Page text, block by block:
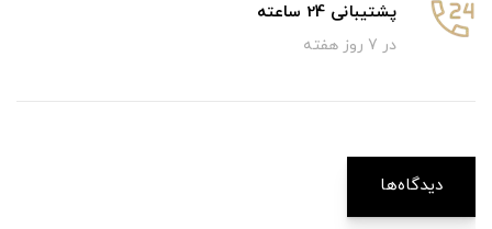
پشتیبانی 24 ساعته
در 7 روز هفته
دیدگاه‌ها